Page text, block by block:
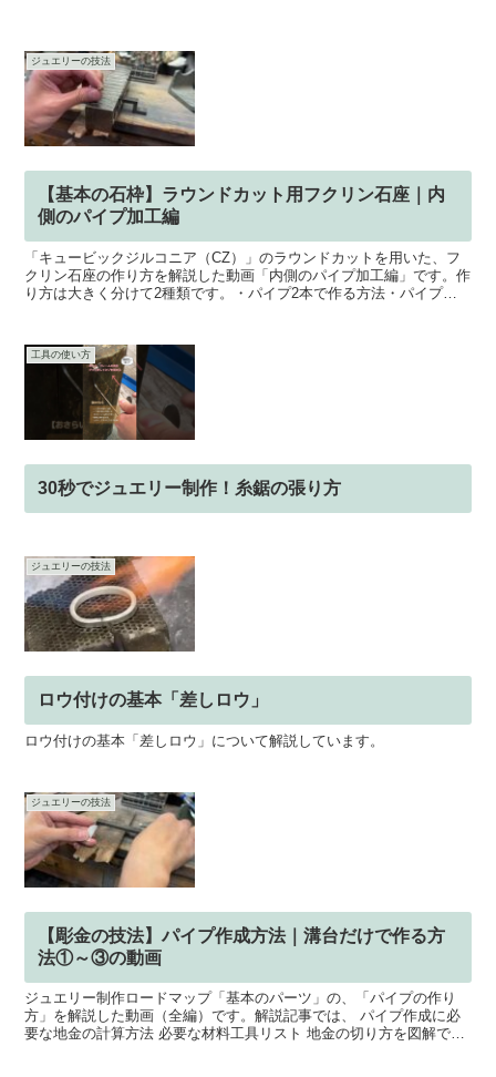
ジュエリーの技法
【基本の石枠】ラウンドカット用フクリン石座｜内
側のパイプ加工編
「キュービックジルコニア（CZ）」のラウンドカットを用いた、フ
クリン石座の作り方を解説した動画「内側のパイプ加工編」です。作
り方は大きく分けて2種類です。・パイプ2本で作る方法・パイプと
工具の使い方
30秒でジュエリー制作！糸鋸の張り方
ジュエリーの技法
ロウ付けの基本「差しロウ」
ロウ付けの基本「差しロウ」について解説しています。
ジュエリーの技法
【彫金の技法】パイプ作成方法｜溝台だけで作る方
法①～③の動画
ジュエリー制作ロードマップ「基本のパーツ」の、「パイプの作り
方」を解説した動画（全編）です。解説記事では、 パイプ作成に必
要な地金の計算方法 必要な材料工具リスト 地金の切り方を図解で説